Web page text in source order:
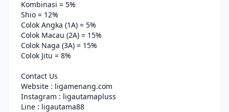
Kombinasi = 5%
Shio = 12%
Colok Angka (1A) = 5%
Colok Macau (2A) = 15%
Colok Naga (3A) = 15%
Colok Jitu = 8%
Contact Us
Website : ligamenang.com
Instagram : ligautamapluss
Line : ligautama88